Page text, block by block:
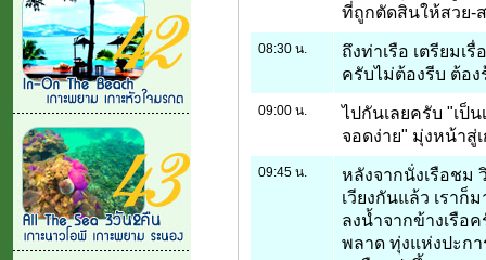
ที่ถูกตัดสินให้สวย-
08:30 น.
ถึงท่าเรือ เตรียมเ
ครับไม่ต้องรีบ ต้อ
09:00 น.
ไปกันเลยครับ "เป็
จอดง่าย" มุ่งหน้าสู่
09:45 น.
หลังจากนั่งเรือชม
เวียงกันแล้ว เราก็
ลงน้ำจากข้างเรือ
พลาด ทุ่งแห่งปะก